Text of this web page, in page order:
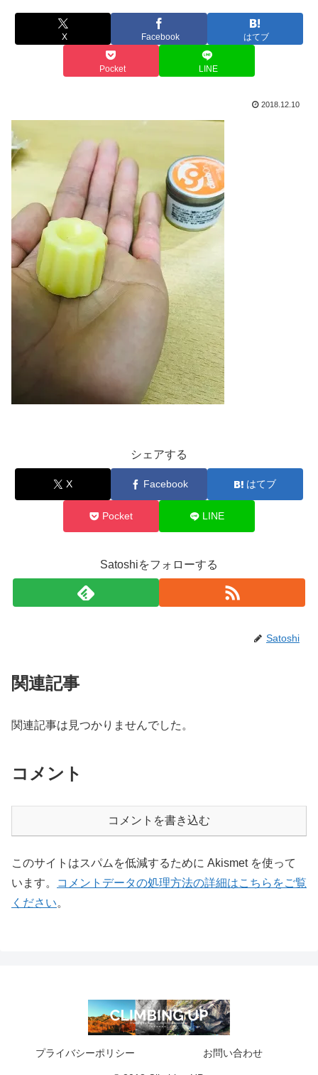
X Facebook はてブ
Pocket LINE
2018.12.10
シェアする
X Facebook はてブ
Pocket LINE
Satoshiをフォローする
Satoshi
関連記事
関連記事は見つかりませんでした。
コメント
コメントを書き込む
このサイトはスパムを低減するために Akismet を使って
います。
コメントデータの処理方法の詳細はこちらをご覧
ください。
プライバシーポリシー お問い合わせ